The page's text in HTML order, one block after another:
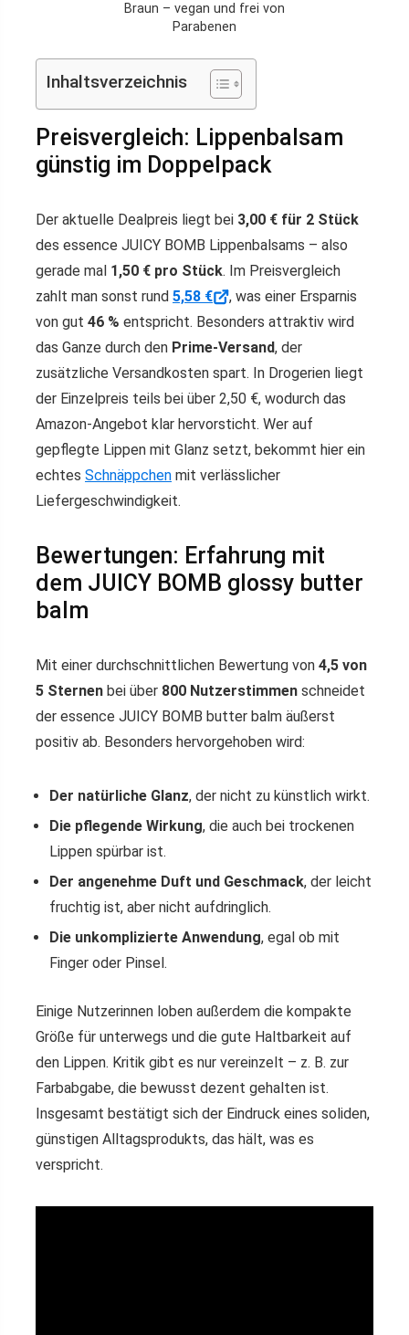
Braun – vegan und frei von
Parabenen
Inhaltsverzeichnis
Preisvergleich: Lippenbalsam
günstig im Doppelpack
Der aktuelle Dealpreis liegt bei 3,00 € für 2 Stück
des essence JUICY BOMB Lippenbalsams – also
gerade mal 1,50 € pro Stück. Im Preisvergleich
zahlt man sonst rund 5,58 €
, was einer Ersparnis
von gut 46 % entspricht. Besonders attraktiv wird
das Ganze durch den Prime-Versand, der
zusätzliche Versandkosten spart. In Drogerien liegt
der Einzelpreis teils bei über 2,50 €, wodurch das
Amazon-Angebot klar hervorsticht. Wer auf
gepflegte Lippen mit Glanz setzt, bekommt hier ein
echtes Schnäppchen mit verlässlicher
Liefergeschwindigkeit.
Bewertungen: Erfahrung mit
dem JUICY BOMB glossy butter
balm
Mit einer durchschnittlichen Bewertung von 4,5 von
5 Sternen bei über 800 Nutzerstimmen schneidet
der essence JUICY BOMB butter balm äußerst
positiv ab. Besonders hervorgehoben wird:
Der natürliche Glanz, der nicht zu künstlich wirkt.
Die pflegende Wirkung, die auch bei trockenen
Lippen spürbar ist.
Der angenehme Duft und Geschmack, der leicht
fruchtig ist, aber nicht aufdringlich.
Die unkomplizierte Anwendung, egal ob mit
Finger oder Pinsel.
Einige Nutzerinnen loben außerdem die kompakte
Größe für unterwegs und die gute Haltbarkeit auf
den Lippen. Kritik gibt es nur vereinzelt – z. B. zur
Farbabgabe, die bewusst dezent gehalten ist.
Insgesamt bestätigt sich der Eindruck eines soliden,
günstigen Alltagsprodukts, das hält, was es
verspricht.